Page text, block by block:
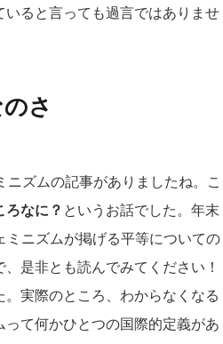
ると言っても過言ではありませ
さ
ニズムの記事がありましたね。こ
ろなに？ というお話でした。年末
ミニズムが掲げる平等についての
是非とも読んでみてください！
実際のところ、わからなくなる
て何かひとつの国際的定義があ